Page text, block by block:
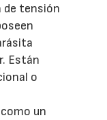
de tensión
Están
o
un